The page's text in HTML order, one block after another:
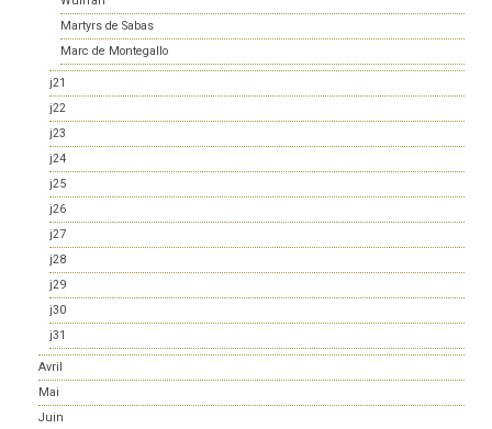
Martyrs de Sabas
Marc de Montegallo
j21
j22
j23
j24
j25
j26
j27
j28
j29
j30
j31
Avril
Mai
Juin